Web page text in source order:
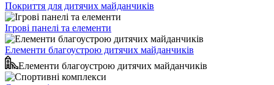
Покриття для дитячих майданчиків
Ігрові панелі та елементи
Елементи благоустрою дитячих майданчиків
Елементи благоустрою дитячих майданчиків